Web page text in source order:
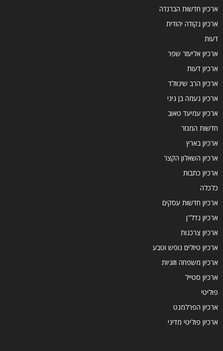
ארכיון חדשות הברנז'ה
ארכיון נקודה יהודית
דעות
ארכיון אליעזר שפר
ארכיון דעות
ארכיון הרב שינוולד
ארכיון נעמה בן גיגי
ארכיון עמיעד טאוב
חדשות המגזר
ארכיון בארץ
ארכיון השאלון הקצר
ארכיון כתבות
כלכלה
ארכיון חדשות עסקים
ארכיון נדל''ן
ארכיון צרכנות
ארכיון טיולים נופש וטבע
ארכיון משפחה וזוגיות
ארכיון סטייל
פוליטי
ארכיון הפרלמנט
ארכיון פוליטי מדיני